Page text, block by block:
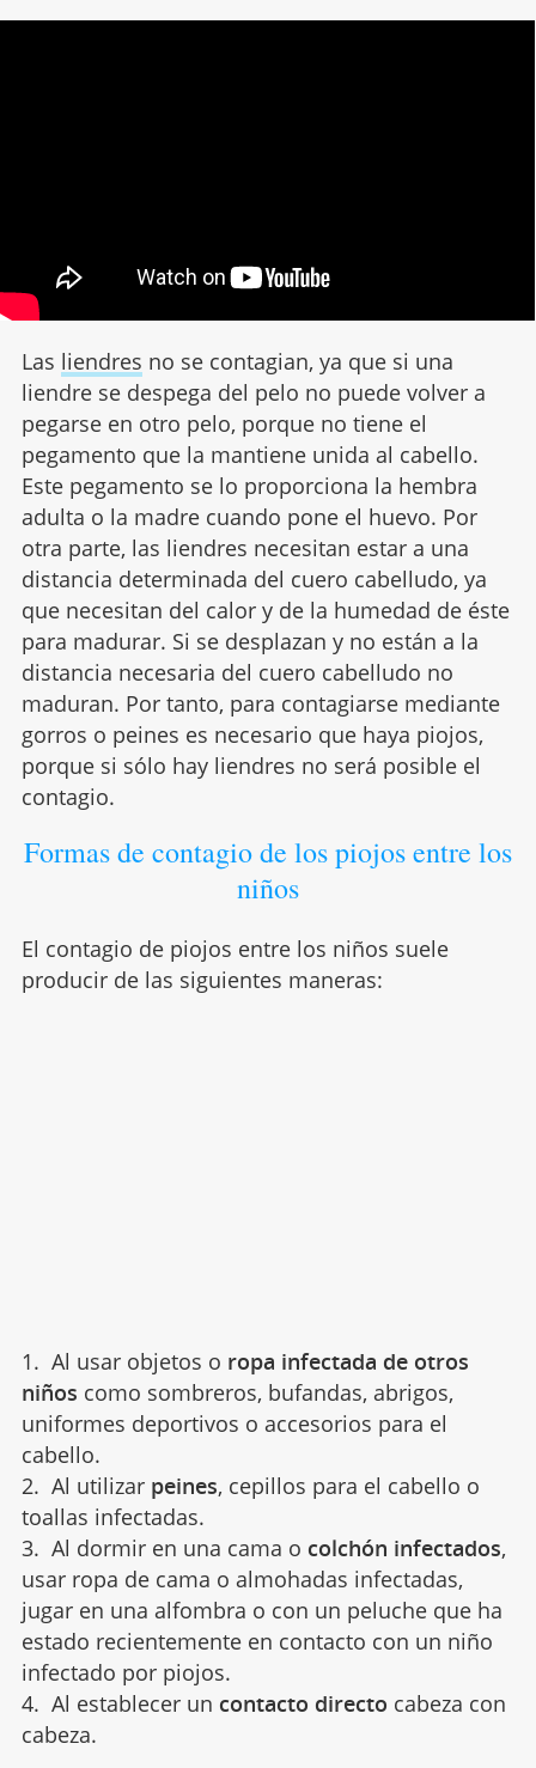
Las liendres no se contagian, ya que si una
liendre se despega del pelo no puede volver a
pegarse en otro pelo, porque no tiene el
pegamento que la mantiene unida al cabello.
Este pegamento se lo proporciona la hembra
adulta o la madre cuando pone el huevo. Por
otra parte, las liendres necesitan estar a una
distancia determinada del cuero cabelludo, ya
que necesitan del calor y de la humedad de éste
para madurar. Si se desplazan y no están a la
distancia necesaria del cuero cabelludo no
maduran. Por tanto, para contagiarse mediante
gorros o peines es necesario que haya piojos,
porque si sólo hay liendres no será posible el
contagio.
Formas de contagio de los piojos entre los
niños
El contagio de piojos entre los niños suele
producir de las siguientes maneras:
1. Al usar objetos o ropa infectada de otros
niños como sombreros, bufandas, abrigos,
uniformes deportivos o accesorios para el
cabello.
2. Al utilizar peines, cepillos para el cabello o
toallas infectadas.
3. Al dormir en una cama o colchón infectados,
usar ropa de cama o almohadas infectadas,
jugar en una alfombra o con un peluche que ha
estado recientemente en contacto con un niño
infectado por piojos.
4. Al establecer un contacto directo cabeza con
cabeza.